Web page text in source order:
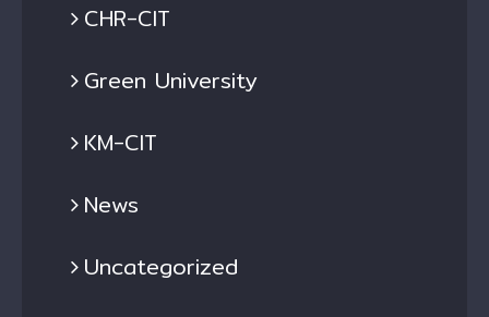
CHR-CIT
Green University
KM-CIT
News
Uncategorized